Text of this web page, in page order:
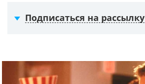
Подписаться на рассылку